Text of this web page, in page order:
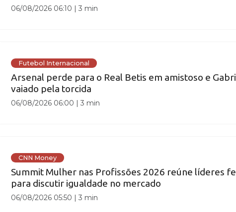
06/08/2026 06:10 |3 min
Futebol Internacional
Arsenal perde para o Real Betis em amistoso e
vaiado pela torcida
06/08/2026 06:00 |3 min
CNN Money
Summit Mulher nas Profissões 2026 reúne líderes
para discutir igualdade no mercado
06/08/2026 05:50 |3 min